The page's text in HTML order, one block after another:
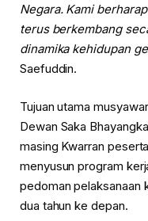
Negara. Kami
terus berkembang
dinamika kehidupan
Saefuddin.
Tujuan utama
Dewan Saka
masing Kwarran
menyusun program
pedoman pelaksanaan
dua tahun ke depan.